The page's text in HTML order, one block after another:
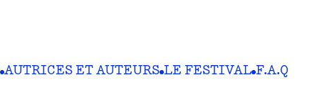
AUTRICES ET AUTEURS LE FESTIVAL F.A.Q